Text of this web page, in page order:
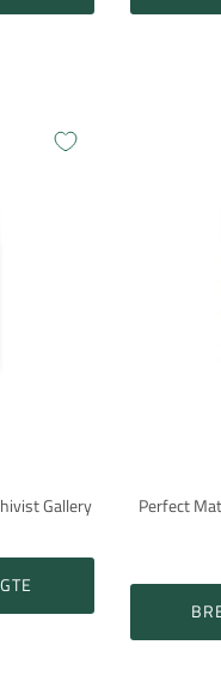
Gallery
Perfect